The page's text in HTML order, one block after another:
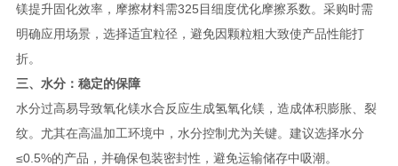
镁提升固化效率，摩擦材料需325目细度优化摩擦系数。采购时需
明确应用场景，选择适宜粒径，避免因颗粒粗大致使产品性能打
折。
三、水分：稳定的保障
水分过高易导致氧化镁水合反应生成氢氧化镁，造成体积膨胀、裂
纹。尤其在高温加工环境中，水分控制尤为关键。建议选择水分
≤0.5%的产品，并确保包装密封性，避免运输储存中吸潮。